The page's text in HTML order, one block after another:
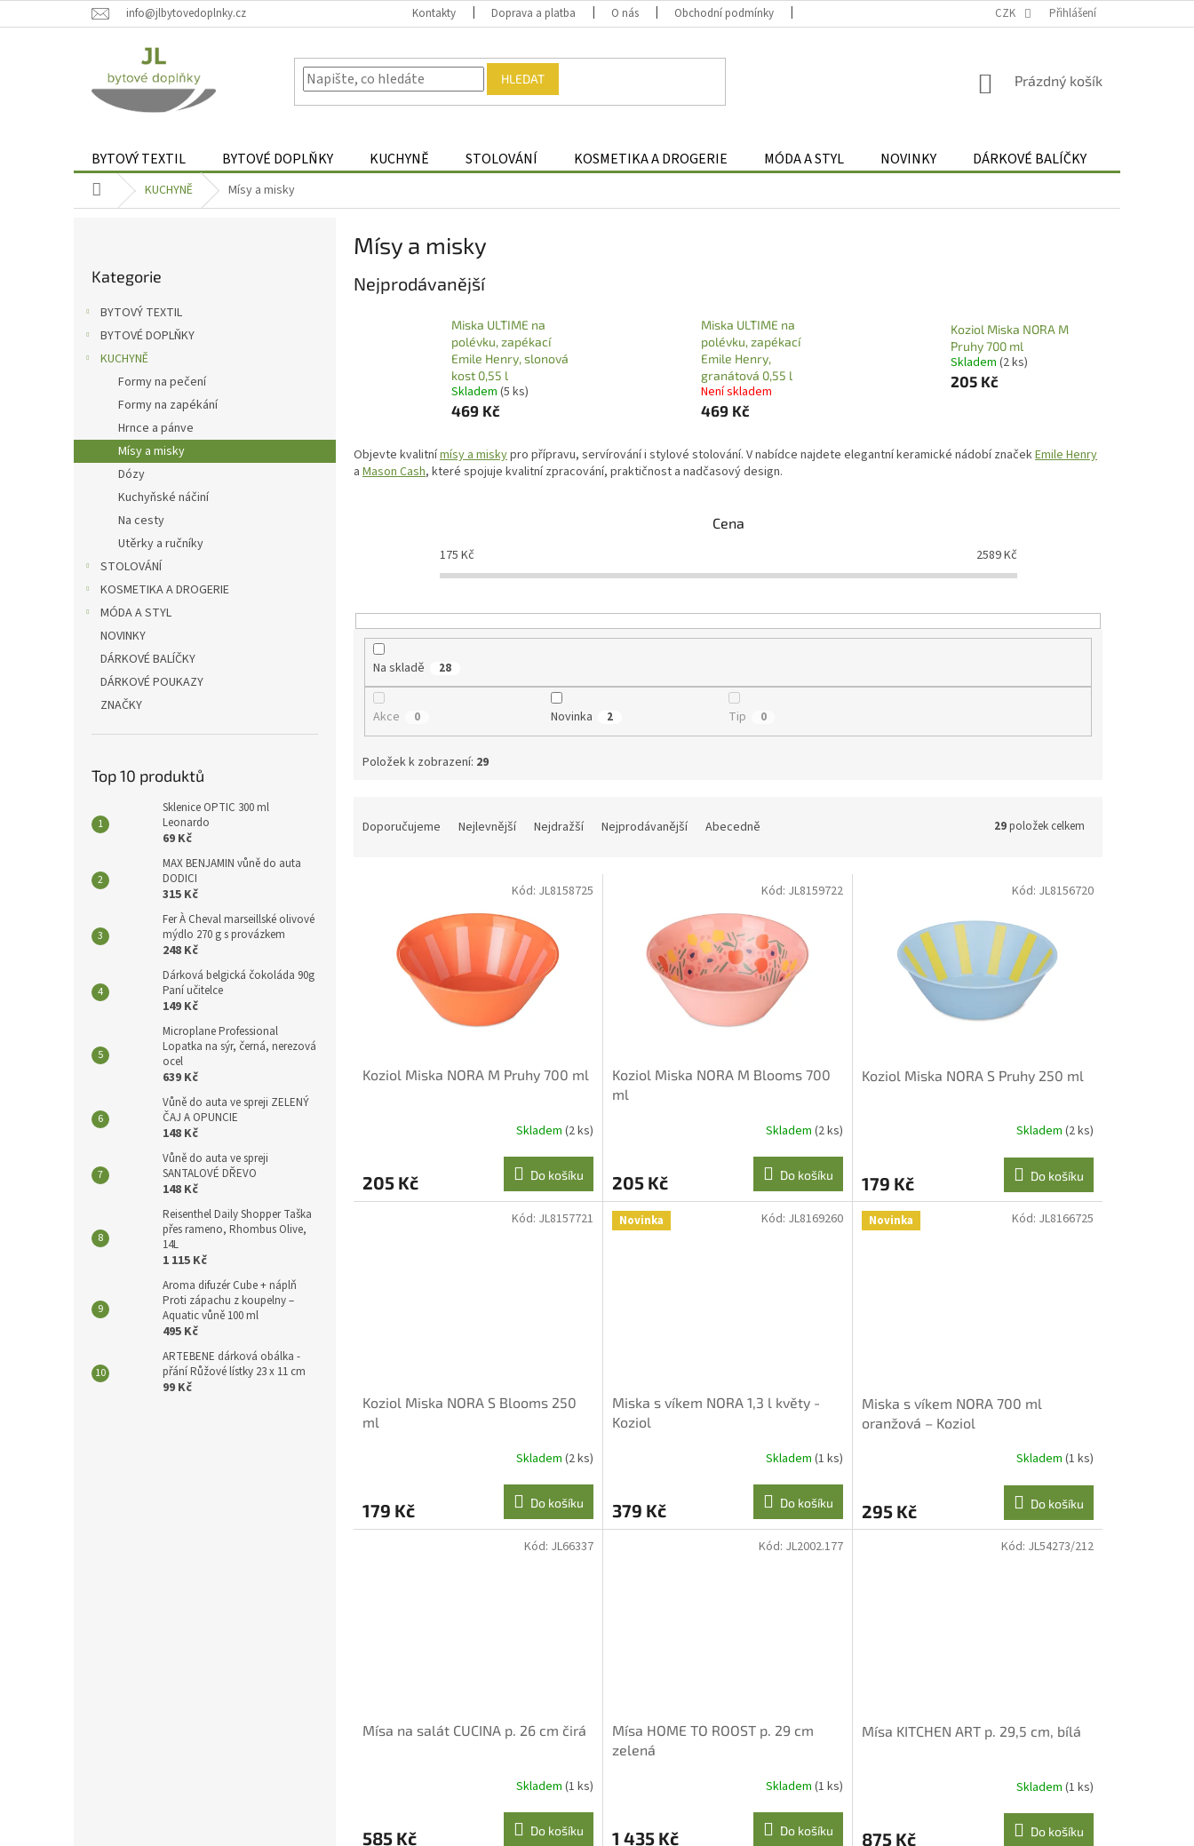
na
info@jlbytovedoplnky.cz Kontakty Doprava a platba O nás Obchodní podmínky Odstoupení od smlouvy
CZK Přihlášení
HLEDAT
NÁKUPNÍ
Prázdný košík
BYTOVÝ TEXTIL BYTOVÉ DOPLŇKY KUCHYNĚ STOLOVÁNÍ KOSMETIKA A DROGERIE MÓDA A STYL NOVINKY DÁRKOVÉ BALÍČKY
Domů KUCHYNĚ Mísy a misky
n
e
kategorie
Kategorie
BYTOVÝ TEXTIL
BYTOVÉ DOPLŇKY
KUCHYNĚ
Formy na pečení
Formy na zapékání
Hrnce a pánve
Mísy a misky
Dózy
Kuchyňské náčiní
Na cesty
Utěrky a ručníky
STOLOVÁNÍ
KOSMETIKA A DROGERIE
MÓDA A STYL
NOVINKY
DÁRKOVÉ BALÍČKY
DÁRKOVÉ POUKAZY
ZNAČKY
Top 10 produktů
Sklenice OPTIC 300 ml
Leonardo
69 Kč
MAX BENJAMIN vůně do auta
DODICI
315 Kč
Fer À Cheval marseillské olivové
mýdlo 270 g s provázkem
248 Kč
Dárková belgická čokoláda 90g
Paní učitelce
149 Kč
Microplane Professional
Lopatka na sýr, černá, nerezová
ocel
639 Kč
Vůně do auta ve spreji ZELENÝ
ČAJ A OPUNCIE
148 Kč
Vůně do auta ve spreji
SANTALOVÉ DŘEVO
148 Kč
Reisenthel Daily Shopper Taška
přes rameno, Rhombus Olive,
14L
1 115 Kč
Aroma difuzér Cube + náplň
Proti zápachu z koupelny –
Aquatic vůně 100 ml
495 Kč
ARTEBENE dárková obálka -
přání Růžové lístky 23 x 11 cm
99 Kč
Mísy a misky
Nejprodávanější
Miska ULTIME na
polévku, zapékací
Emile Henry, slonová
kost 0,55 l
Skladem (5 ks)
469 Kč
Miska ULTIME na
polévku, zapékací
Emile Henry,
granátová 0,55 l
Není skladem
469 Kč
Koziol Miska NORA M
Pruhy 700 ml
Skladem (2 ks)
205 Kč
Objevte kvalitnímísy a miskypro přípravu, servírování i stylové stolování. V nabídce najdete elegantní keramické nádobí značekEmile Henry
a Mason Cash, které spojuje kvalitní zpracování, praktičnost a nadčasový design.
Cena
175 Kč 2589Kč
Na skladě 28
Akce 0 Novinka 2 Tip 0
Položek k zobrazení: 29
Doporučujeme Nejlevnější Nejdražší Nejprodávanější Abecedně 29položek celkem
Koziol Miska NORA M Pruhy 700 ml
Skladem (2 ks)
205 Kč Do košíku
Kód: JL8158725
Koziol Miska NORA M Blooms 700
ml
Skladem (2 ks)
205 Kč Do košíku
Kód: JL8159722
Koziol Miska NORA S Pruhy 250 ml
Skladem (2 ks)
179 Kč Do košíku
Kód: JL8156720
Koziol Miska NORA S Blooms 250
ml
Skladem (2 ks)
179 Kč Do košíku
Kód: JL8157721 Novinka
Miska s víkem NORA 1,3 l květy -
Koziol
Skladem (1 ks)
379 Kč Do košíku
Kód: JL8169260 Novinka
Miska s víkem NORA 700 ml
oranžová – Koziol
Skladem (1 ks)
295 Kč Do košíku
Kód: JL8166725
Mísa na salát CUCINA p. 26 cm čirá
Skladem (1 ks)
585 Kč Do košíku
Kód: JL66337
Mísa HOME TO ROOST p. 29 cm
zelená
Skladem (1 ks)
1 435 Kč Do košíku
Kód: JL2002.177
Mísa KITCHEN ART p. 29,5 cm, bílá
Skladem (1 ks)
875 Kč Do košíku
Kód: JL54273/212